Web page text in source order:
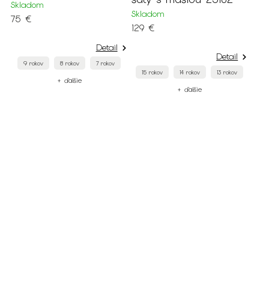
Skladom
75 €
Detail
9 rokov 8 rokov 7 rokov
+ ďalšie
Skladom
129 €
Detail
15 rokov 14 rokov 13 rokov
+ ďalšie